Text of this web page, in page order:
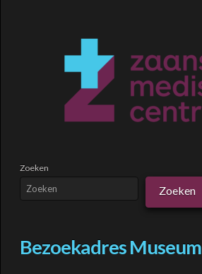
Zoeken
Zoeken
Bezoekadres Museum